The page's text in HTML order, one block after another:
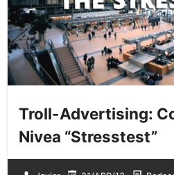
Troll-Advertising:
Nivea “Stresstest”